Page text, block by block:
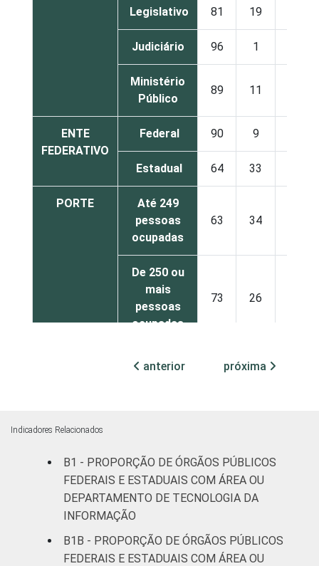
Legislativo 81 19
Judiciário 96 1
Ministério
Público
89 11
ENTE
FEDERATIVO
Federal 90 9
Estadual 64 33
PORTE
Até 249
pessoas
ocupadas
63 34
De 250 ou
mais
pessoas
ocupadas
73 26
¹Base: 1.644 órgãos públicos federais e
anterior próxima
Indicadores Relacionados
B1 - PROPORÇÃO DE ÓRGÃOS PÚBLICOS
FEDERAIS E ESTADUAIS COM ÁREA OU
DEPARTAMENTO DE TECNOLOGIA DA
INFORMAÇÃO
B1B - PROPORÇÃO DE ÓRGÃOS PÚBLICOS
FEDERAIS E ESTADUAIS COM ÁREA OU